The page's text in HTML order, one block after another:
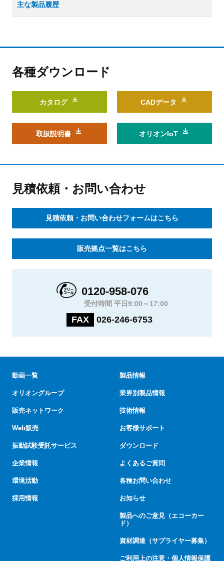
主な製品履歴
各種ダウンロード
カタログ CADデータ
取扱説明書 オリオンIoT
見積依頼・お問い合わせ
見積依頼・お問い合わせフォームはこちら
販売拠点一覧はこちら
0120-958-076
受付時間 平日9:00～17:00
FAX 026-246-6753
動画一覧
オリオングループ
販売ネットワーク
Web販売
振動試験受託サービス
企業情報
環境活動
採用情報
製品情報
業界別製品情報
技術情報
お客様サポート
ダウンロード
よくあるご質問
各種お問い合わせ
お知らせ
製品へのご意見（エコーカー
ド）
資材調達（サプライヤー募集）
ご利用上の注意・個人情報保護